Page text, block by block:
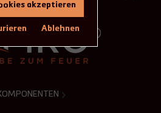
Ablehnen
akzeptieren